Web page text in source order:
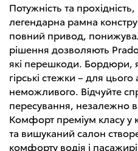
Потужність та
легендарна рамна
повний привод,
рішення дозволяють
які перешкоди. Бордюри,
гірські стежки – для
неможливого. Відчуйте
пересування, незалежно
Комфорт преміум класу у
та вишуканий салон
комфорту водія і